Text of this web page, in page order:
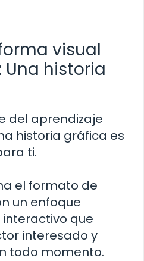
visual
Una historia
del aprendizaje
historia gráfica es
ti.
el formato de
un enfoque
que
interesado y
todo momento.